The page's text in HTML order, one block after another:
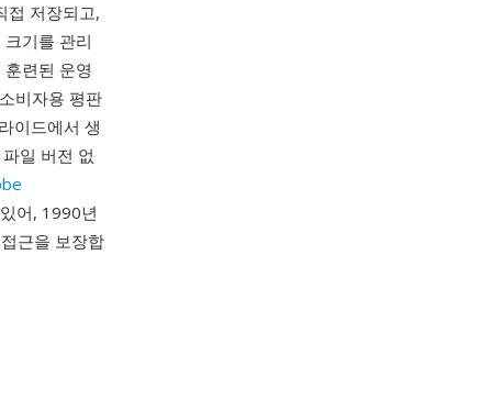
접 저장되고,
기를 관리
련된 운영
비자용 평판
이드에서 생
일 버전 없
어, 1990년
근을 보장합